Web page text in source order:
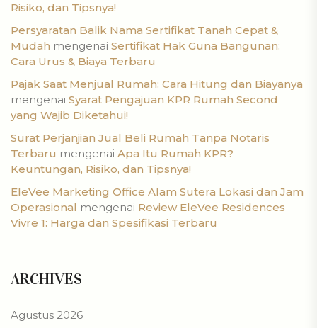
Risiko, dan Tipsnya!
Persyaratan Balik Nama Sertifikat Tanah Cepat &
Mudah mengenai Sertifikat Hak Guna Bangunan:
Cara Urus & Biaya Terbaru
Pajak Saat Menjual Rumah: Cara Hitung dan Biayanya
mengenai Syarat Pengajuan KPR Rumah Second
yang Wajib Diketahui!
Surat Perjanjian Jual Beli Rumah Tanpa Notaris
Terbaru mengenai Apa Itu Rumah KPR?
Keuntungan, Risiko, dan Tipsnya!
EleVee Marketing Office Alam Sutera Lokasi dan Jam
Operasional mengenai Review EleVee Residences
Vivre 1: Harga dan Spesifikasi Terbaru
ARCHIVES
Agustus 2026